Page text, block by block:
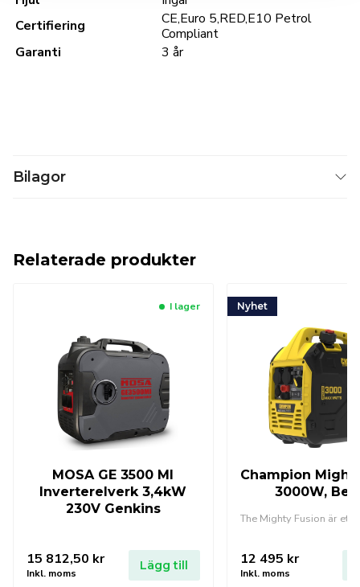
Certifiering
CE,Euro 5,RED,E10 Petrol
Compliant
Garanti
3 år
Bilagor
Relaterade produkter
I lager
MOSA GE 3500 MI
Inverterelverk 3,4kW
230V Genkins
15 812,50 kr
Inkl. moms
Lägg till
Nyhet
Champion
3000W,
12 495 kr
Inkl. moms